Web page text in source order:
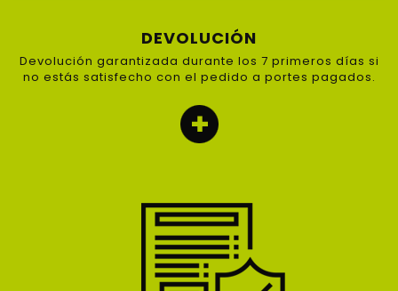
DEVOLUCIÓN
Devolución garantizada durante los 7 primeros días si
no estás satisfecho con el pedido a portes pagados.